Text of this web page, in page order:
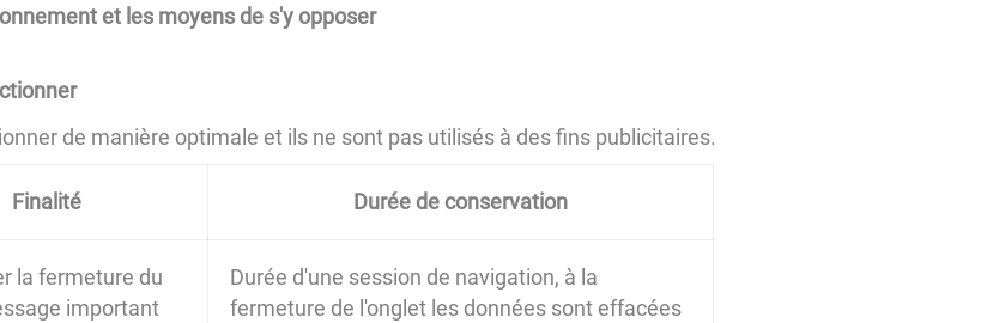
et les moyens de s'y opposer
de manière optimale et ils ne sont pas utilisés à des fins publicitaires.
Finalité Durée de conservation
la fermeture du
important
Durée d'une session de navigation, à la
fermeture de l'onglet les données sont effacées